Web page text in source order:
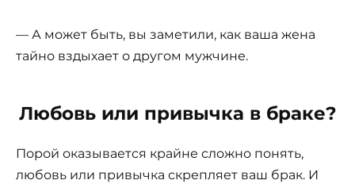
— А может быть, вы заметили, как ваша жена
тайно вздыхает о другом мужчине.
Любовь или привычка в браке?
Порой оказывается крайне сложно понять,
любовь или привычка скрепляет ваш брак. И